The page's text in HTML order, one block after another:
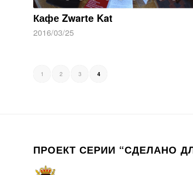
Кафе Zwarte Kat
2016/03/25
1 2 3 4
ПРОЕКТ СЕРИИ “СДЕЛАНО